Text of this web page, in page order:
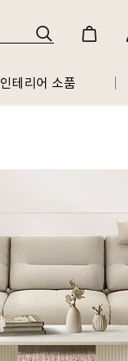
인테리어 소품